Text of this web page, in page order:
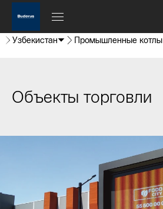
Узбекистан Промышленные котлы
Объекты торговли